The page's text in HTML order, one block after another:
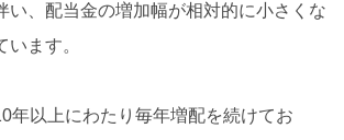
い、配当金の増加幅が相対的に小さくな
います。
年以上にわたり毎年増配を続けてお